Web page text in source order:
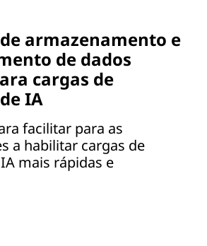
armazenamento e
de dados
cargas de
IA
facilitar para as
a habilitar cargas de
mais rápidas e